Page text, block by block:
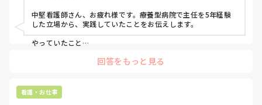
中堅看護師さん、お疲れ様です。療養型病院で主任を5年経験
した立場から、実践していたことをお伝えします。
やっていたこと
	•	リーダー業務は「見学→小さい範囲を任せる→振り返
断する?」と問い返し、思考を言語化させる
	•	振り返りは「感情面(自信喪失など)」と「技術面(判断
回答をもっと見る
看護・お仕事